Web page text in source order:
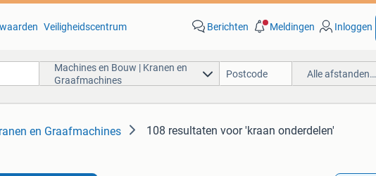
Veiligheidscentrum Berichten Meldingen Inloggen
Machines en Bouw | Kranen en
Graafmachines
Alle afstanden…
en Graafmachines 108 resultaten voor 'kraan onderdelen'